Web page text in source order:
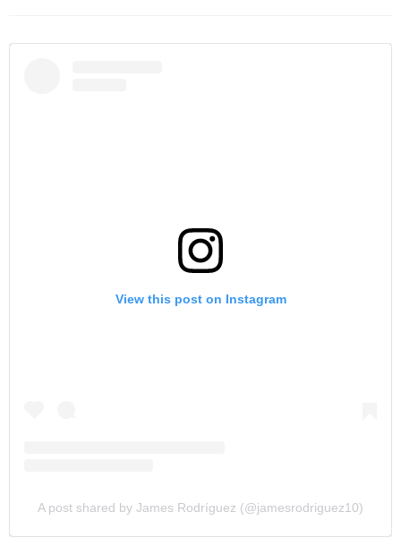
View this post on Instagram
A post shared by James Rodríguez (@jamesrodriguez10)